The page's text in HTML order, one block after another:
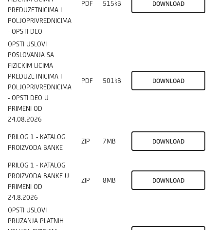
PREDUZETNICIMA I
POLJOPRIVREDNICIMA
- OPSTI DEO
PDF 515kB DOWNLOAD
OPSTI USLOVI
POSLOVANJA SA
FIZICKIM LICIMA
PREDUZETNICIMA I
POLJOPRIVREDNICIMA
- OPSTI DEO U
PRIMENI OD
24.08.2026
PDF 501kB DOWNLOAD
PRILOG 1 - KATALOG
PROIZVODA BANKE
ZIP 7MB DOWNLOAD
PRILOG 1 - KATALOG
PROIZVODA BANKE U
PRIMENI OD
24.8.2026
ZIP 8MB DOWNLOAD
OPSTI USLOVI
PRUZANJA PLATNIH